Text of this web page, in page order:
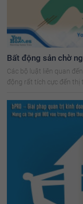
Bất động sản chờ
Các bộ luật liên quan
động rất tích cực đến thị